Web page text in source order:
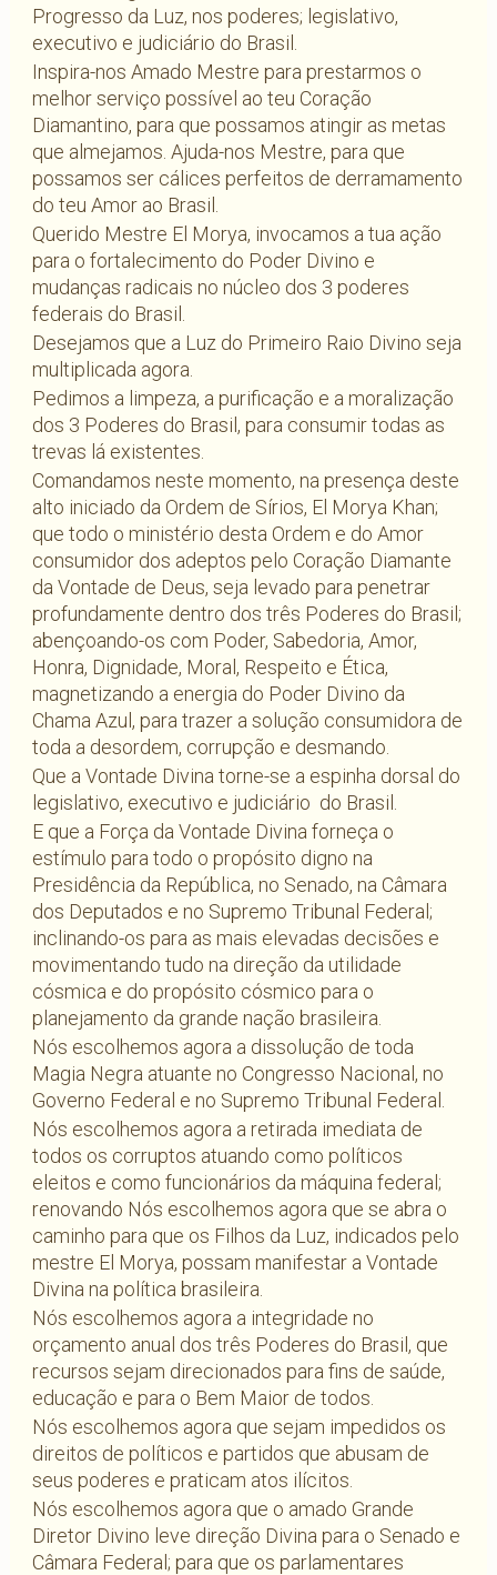
Progresso da Luz, nos poderes; legislativo,
executivo e judiciário do Brasil.
Inspira-nos Amado Mestre para prestarmos o
melhor serviço possível ao teu Coração
Diamantino, para que possamos atingir as metas
que almejamos. Ajuda-nos Mestre, para que
possamos ser cálices perfeitos de derramamento
do teu Amor ao Brasil.
Querido Mestre El Morya, invocamos a tua ação
para o fortalecimento do Poder Divino e
mudanças radicais no núcleo dos 3 poderes
federais do Brasil.
Desejamos que a Luz do Primeiro Raio Divino seja
multiplicada agora.
Pedimos a limpeza, a purificação e a moralização
dos 3 Poderes do Brasil, para consumir todas as
trevas lá existentes.
Comandamos neste momento, na presença deste
alto iniciado da Ordem de Sírios, El Morya Khan;
que todo o ministério desta Ordem e do Amor
consumidor dos adeptos pelo Coração Diamante
da Vontade de Deus, seja levado para penetrar
profundamente dentro dos três Poderes do Brasil;
abençoando-os com Poder, Sabedoria, Amor,
Honra, Dignidade, Moral, Respeito e Ética,
magnetizando a energia do Poder Divino da
Chama Azul, para trazer a solução consumidora de
toda a desordem, corrupção e desmando.
Que a Vontade Divina torne-se a espinha dorsal do
legislativo, executivo e judiciário do Brasil.
E que a Força da Vontade Divina forneça o
estímulo para todo o propósito digno na
Presidência da República, no Senado, na Câmara
dos Deputados e no Supremo Tribunal Federal;
inclinando-os para as mais elevadas decisões e
movimentando tudo na direção da utilidade
cósmica e do propósito cósmico para o
planejamento da grande nação brasileira.
Nós escolhemos agora a dissolução de toda
Magia Negra atuante no Congresso Nacional, no
Governo Federal e no Supremo Tribunal Federal.
Nós escolhemos agora a retirada imediata de
todos os corruptos atuando como políticos
eleitos e como funcionários da máquina federal;
renovando Nós escolhemos agora que se abra o
caminho para que os Filhos da Luz, indicados pelo
mestre El Morya, possam manifestar a Vontade
Divina na política brasileira.
Nós escolhemos agora a integridade no
orçamento anual dos três Poderes do Brasil, que
recursos sejam direcionados para fins de saúde,
educação e para o Bem Maior de todos.
Nós escolhemos agora que sejam impedidos os
direitos de políticos e partidos que abusam de
seus poderes e praticam atos ilícitos.
Nós escolhemos agora que o amado Grande
Diretor Divino leve direção Divina para o Senado e
Câmara Federal; para que os parlamentares